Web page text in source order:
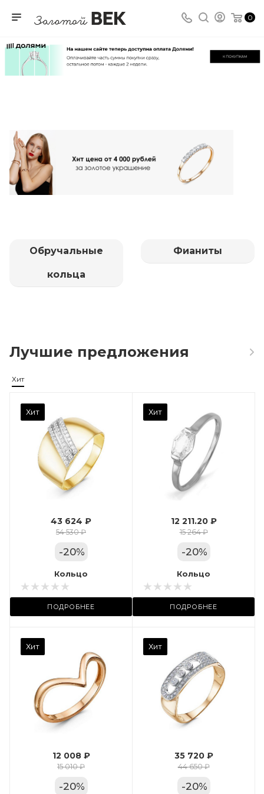
0
Обручальные
кольца
Фианиты
Лучшие предложения
Хит
Хит
43 624 ₽
54 530 ₽
-20%
Кольцо
ПОДРОБНЕЕ
Хит
Вес драгметалла
Марка (бренд)
Дельта
Фианит
Цвет золота
КРАС
Местоположение:
ТРЦ «Арена»
12 211.20 ₽
15 264 ₽
-20%
Кольцо
ПОДРОБНЕЕ
Хит
12 008 ₽
15 010 ₽
-20%
Хит
Вес драгметалла
Марка (бренд)
Дельта
Фианит
Цвет золота
КРАС
35 720 ₽
44 650 ₽
-20%